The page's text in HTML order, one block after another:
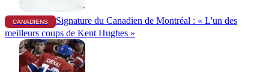
CANADIENS
Signature du Canadien de Montréal : « L'un des
meilleurs coups de Kent Hughes »